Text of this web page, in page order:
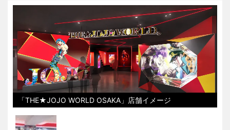
「THE★JOJO WORLD OSAKA」店舗イメージ